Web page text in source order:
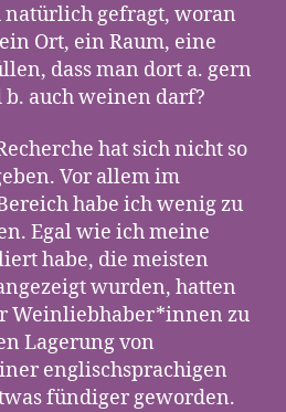
natürlich gefragt, woran
Ort, ein Raum, eine
dass man dort a. gern
auch weinen darf?
hat sich nicht so
Vor allem im
habe ich wenig zu
Egal wie ich meine
habe, die meisten
wurden, hatten
Weinliebhaber*innen zu
Lagerung von
englischsprachigen
fündiger geworden.